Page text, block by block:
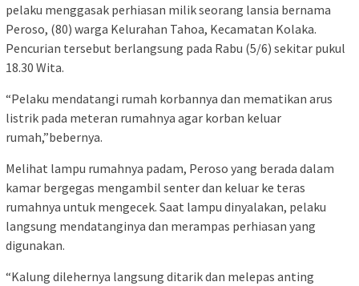
pelaku menggasak perhiasan milik seorang lansia bernama
Peroso, (80) warga Kelurahan Tahoa, Kecamatan Kolaka.
Pencurian tersebut berlangsung pada Rabu (5/6) sekitar pukul
18.30 Wita.
“Pelaku mendatangi rumah korbannya dan mematikan arus
listrik pada meteran rumahnya agar korban keluar
rumah,”bebernya.
Melihat lampu rumahnya padam, Peroso yang berada dalam
kamar bergegas mengambil senter dan keluar ke teras
rumahnya untuk mengecek. Saat lampu dinyalakan, pelaku
langsung mendatanginya dan merampas perhiasan yang
digunakan.
“Kalung dilehernya langsung ditarik dan melepas anting